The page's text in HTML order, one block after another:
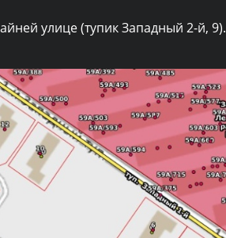
улице (тупик Западный 2-й, 9).